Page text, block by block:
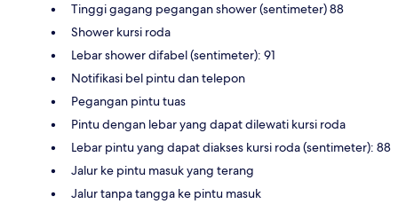
Tinggi gagang pegangan shower (sentimeter) 88
Shower kursi roda
Lebar shower difabel (sentimeter): 91
Notifikasi bel pintu dan telepon
Pegangan pintu tuas
Pintu dengan lebar yang dapat dilewati kursi roda
Lebar pintu yang dapat diakses kursi roda (sentimeter): 88
Jalur ke pintu masuk yang terang
Jalur tanpa tangga ke pintu masuk